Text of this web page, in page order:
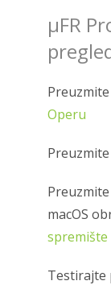
μFR
Operu
macOS
spremište
Testirajte